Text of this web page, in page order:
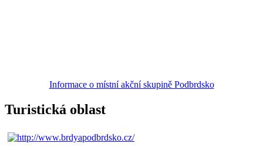
Informace o místní akční skupině Podbrdsko
Turistická oblast